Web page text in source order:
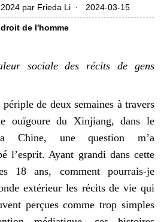
2024 par Frieda Li · 2024-03-15
de l'homme
sociale des récits de gens
de deux semaines à travers
ouïgoure du Xinjiang, dans le
Chine, une question m’a
l’esprit. Ayant grandi dans cette
18 ans, comment pourrais-je
extérieur les récits de vie qui
perçues comme trop simples